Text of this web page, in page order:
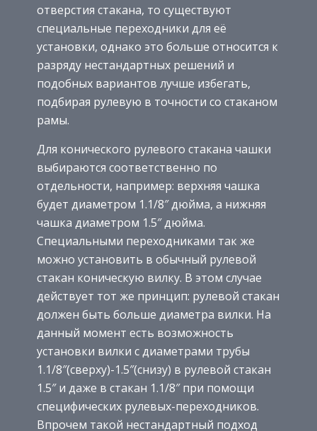
отверстия стакана, то существуют
специальные переходники для её
установки, однако это больше относится к
разряду нестандартных решений и
подобных вариантов лучше избегать,
подбирая рулевую в точности со стаканом
рамы.
Для конического рулевого стакана чашки
выбираются соответственно по
отдельности, например: верхняя чашка
будет диаметром 1.1/8″ дюйма, а нижняя
чашка диаметром 1.5″ дюйма.
Специальными переходниками так же
можно установить в обычный рулевой
стакан коническую вилку. В этом случае
действует тот же принцип: рулевой стакан
должен быть больше диаметра вилки. На
данный момент есть возможность
установки вилки с диаметрами трубы
1.1/8″(сверху)-1.5″(снизу) в рулевой стакан
1.5″ и даже в стакан 1.1/8″ при помощи
специфических рулевых-переходников.
Впрочем такой нестандартный подход